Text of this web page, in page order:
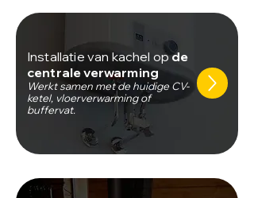
Werkt samen met de huidige CV-
ketel, vloerverwarming of
buffervat.
Installatie van kachel opde
centrale verwarming